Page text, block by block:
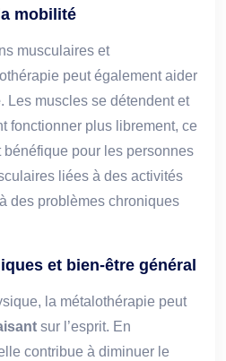
mobilité
musculaires et
peut également aider
. Les muscles se détendent et
fonctionner plus librement, ce
pour les personnes
liées à des activités
des problèmes chroniques
et bien-être général
la métalothérapie peut
sur l’esprit. En
contribue à diminuer le